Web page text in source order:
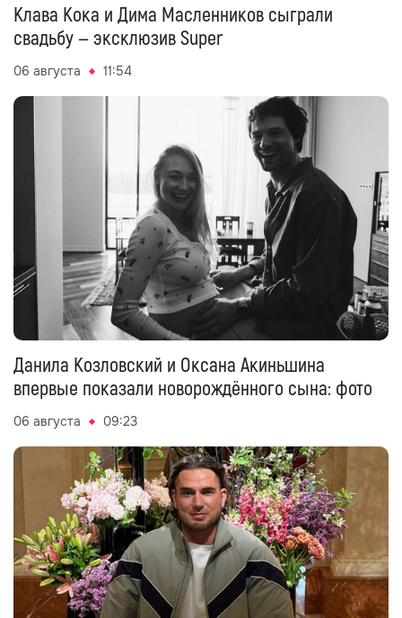
Клава Кока и Дима Масленников сыграли
свадьбу — эксклюзив Super
06 августа 11:54
Данила Козловский и Оксана Акиньшина
впервые показали новорождённого сына: фото
06 августа 09:23